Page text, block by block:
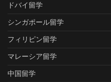
ドバイ留学
シンガポール留学
フィリピン留学
マレーシア留学
中国留学